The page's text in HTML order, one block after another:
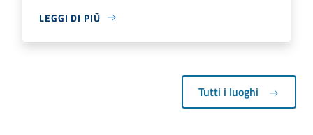
LEGGI DI PIÙ
Tutti i luoghi